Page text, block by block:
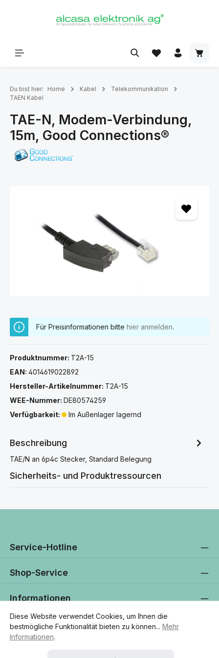
Du bist hier: Home Kabel
Telekommunikation
TAEN Kabel
TAE-N, Modem-Verbindung,
15m, Good Connections®
Für Preisinformationen bitte hier anmelden.
Produktnummer: T2A-15
EAN: 4014619022892
Hersteller-Artikelnummer: T2A-15
WEE-Nummer: DE80574259
Verfügbarkeit:
Im Außenlager lagernd
Beschreibung
TAE/N an 6p4c Stecker, Standard Belegung
Sicherheits- und Produktressourcen
Service-Hotline
Shop-Service
Informationen
Newsletter
Diese Website verwendet Cookies, um Ihnen die
bestmögliche Funktionalität bieten zu können... Mehr
Informationen.